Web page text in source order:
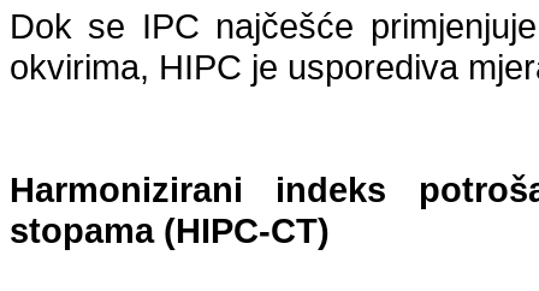
Dok se IPC najčešće
okvirima, HIPC je usporediva
Harmonizirani indeks
stopama (HIPC-CT)